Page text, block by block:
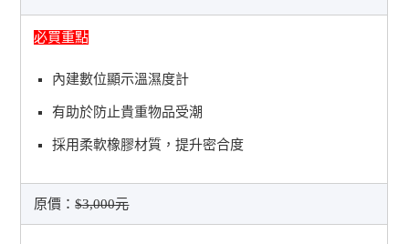
必買重點
內建數位顯示溫濕度計
有助於防止貴重物品受潮
採用柔軟橡膠材質，提升密合度
原價：$3,000元